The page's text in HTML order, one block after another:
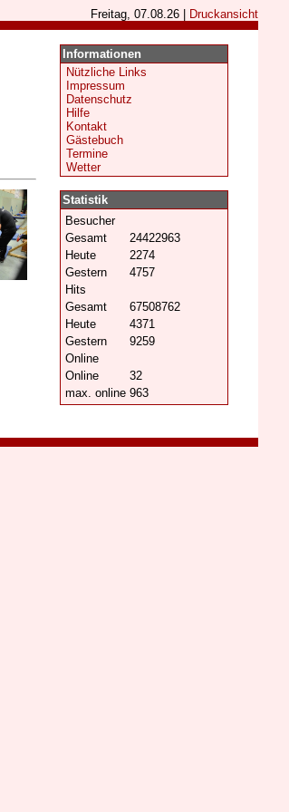
Freitag, 07.08.26 | Druckansicht
Informationen
Nützliche Links
Impressum
Datenschutz
Hilfe
Kontakt
Gästebuch
Termine
Wetter
Statistik
Besucher
Gesamt
24422963
Heute
2274
Gestern
4757
Hits
Gesamt
67508762
Heute
4371
Gestern
9259
Online
Online
32
max. online 963